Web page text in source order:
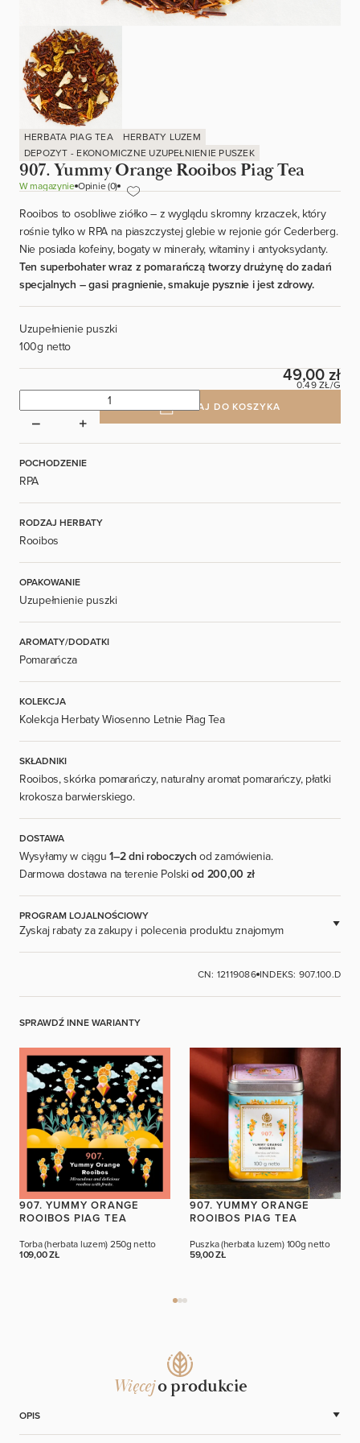
HERBATA PIAG TEA
HERBATY LUZEM
DEPOZYT - EKONOMICZNE UZUPEŁNIENIE PUSZEK
907. Yummy Orange Rooibos Piag Tea
W magazynie Opinie (0)
Rooibos to osobliwe ziółko – z wyglądu skromny krzaczek, który
rośnie tylko w RPA na piaszczystej glebie w rejonie gór Cederberg.
Nie posiada kofeiny, bogaty w minerały, witaminy i antyoksydanty.
Ten superbohater wraz z pomarańczą tworzy drużynę do zadań
specjalnych – gasi pragnienie, smakuje pysznie i jest zdrowy.
Uzupełnienie puszki
100g netto
49,00 zł
0.49 ZŁ/G
DODAJ DO KOSZYKA
POCHODZENIE
RPA
RODZAJ HERBATY
Rooibos
OPAKOWANIE
Uzupełnienie puszki
AROMATY/DODATKI
Pomarańcza
KOLEKCJA
Kolekcja Herbaty Wiosenno Letnie Piag Tea
SKŁADNIKI
Rooibos, skórka pomarańczy, naturalny aromat pomarańczy, płatki
krokosza barwierskiego.
DOSTAWA
Wysyłamy w ciągu1–2 dni roboczych od zamówienia.
Darmowa dostawa na terenie Polskiod 200,00 zł
PROGRAM LOJALNOŚCIOWY
Zyskaj rabaty za zakupy i polecenia produktu znajomym
ZALOGUJ SIĘ
CN: 12119086 INDEKS: 907.100.D
SPRAWDŹ INNE WARIANTY
907. YUMMY ORANGE
ROOIBOS PIAG TEA
Torba (herbata luzem)250g netto
109,00 ZŁ
907. YUMMY ORANGE
ROOIBOS PIAG TEA
Puszka (herbata luzem)100g netto
59,00 ZŁ
Więcejo produkcie
OPIS